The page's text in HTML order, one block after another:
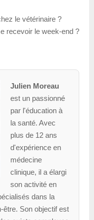
le vétérinaire ?
recevoir le week-end ?
Julien Moreau
est un passionné
par l'éducation à
la santé. Avec
plus de 12 ans
d'expérience en
médecine
clinique, il a élargi
son activité en
dans la
être. Son objectif est